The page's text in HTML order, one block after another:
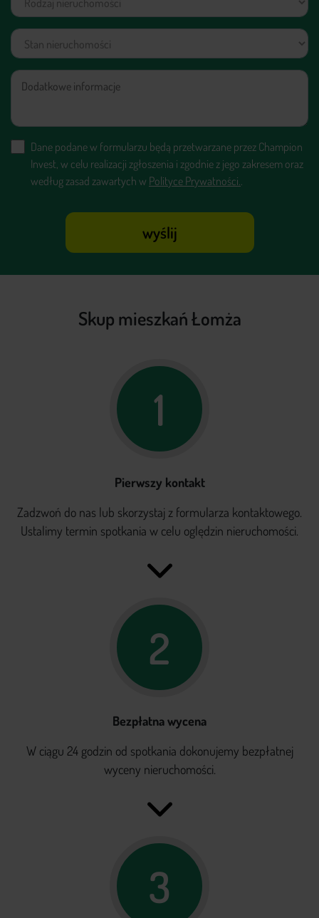
Dane podane w formularzu będą przetwarzane przez Champion
Invest, w celu realizacji zgłoszenia i zgodnie z jego zakresem oraz
według zasad zawartych w Polityce Prywatności..
wyślij
Skup mieszkań Łomża
1
Pierwszy kontakt
Zadzwoń do nas lub skorzystaj z formularza kontaktowego.
Ustalimy termin spotkania w celu oględzin nieruchomości.
2
Bezpłatna wycena
W ciągu 24 godzin od spotkania dokonujemy bezpłatnej
wyceny nieruchomości.
3